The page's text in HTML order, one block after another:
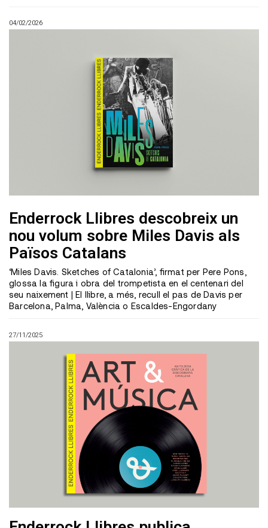
04/02/2026
Enderrock Llibres descobreix un
nou volum sobre Miles Davis als
Països Catalans
‘Miles Davis. Sketches of Catalonia’, firmat per Pere Pons,
glossa la figura i obra del trompetista en el centenari del
seu naixement | El llibre, a més, recull el pas de Davis per
Barcelona, Palma, València o Escaldes-Engordany
27/11/2025